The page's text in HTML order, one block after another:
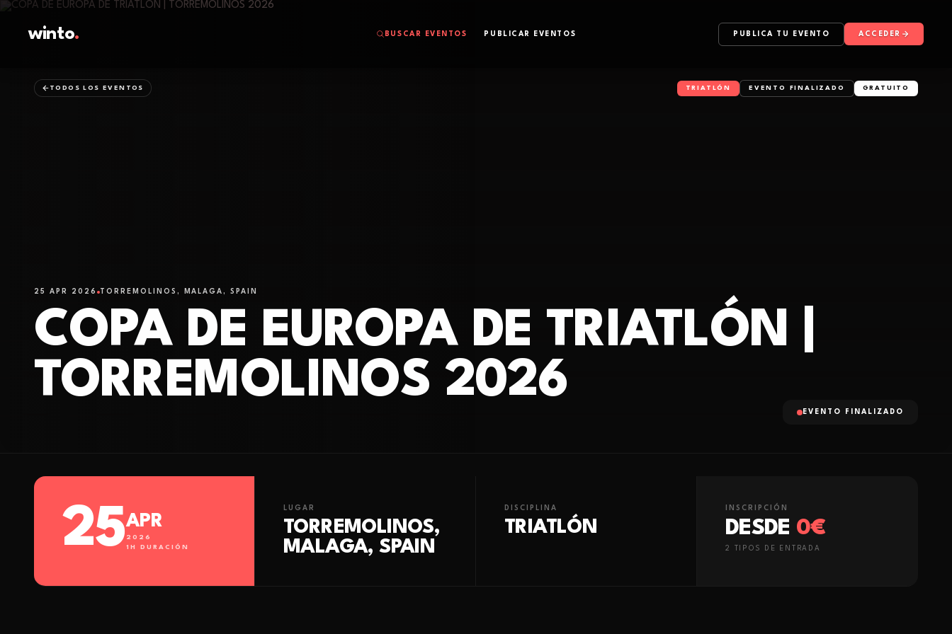
winto. BUSCAR EVENTOS PUBLICAR EVENTOS PUBLICA TU EVENTO ACCEDER
TODOS LOS EVENTOS TRIATLÓN EVENTO FINALIZADO GRATUITO
25 APR 2026 TORREMOLINOS, MALAGA, SPAIN
COPA DE EUROPA DE TRIATLÓN |
TORREMOLINOS 2026
EVENTO FINALIZADO
25APR
2026
1 H DURACIÓN
LUGAR
TORREMOLINOS,
MALAGA, SPAIN
DISCIPLINA
TRIATLÓN
INSCRIPCIÓN
DESDE 0€
2 TIPO S DE ENTRADA